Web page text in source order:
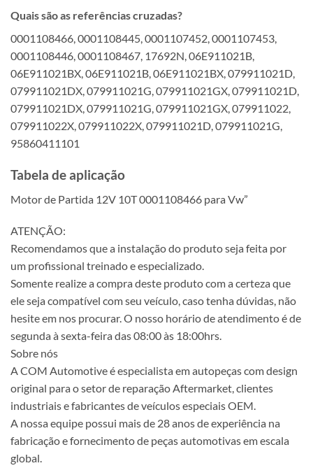
Quais são as referências cruzadas?
0001108466, 0001108445, 0001107452, 0001107453,
0001108446, 0001108467, 17692N, 06E911021B,
06E911021BX, 06E911021B, 06E911021BX, 079911021D,
079911021DX, 079911021G, 079911021GX, 079911021D,
079911021DX, 079911021G, 079911021GX, 079911022,
079911022X, 079911022X, 079911021D, 079911021G,
95860411101
Tabela de aplicação
Motor de Partida 12V 10T 0001108466 para Vw”
ATENÇÃO:
Recomendamos que a instalação do produto seja feita por
um profissional treinado e especializado.
Somente realize a compra deste produto com a certeza que
ele seja compatível com seu veículo, caso tenha dúvidas, não
hesite em nos procurar. O nosso horário de atendimento é de
segunda à sexta-feira das 08:00 às 18:00hrs.
Sobre nós
A COM Automotive é especialista em autopeças com design
original para o setor de reparação Aftermarket, clientes
industriais e fabricantes de veículos especiais OEM.
A nossa equipe possui mais de 28 anos de experiência na
fabricação e fornecimento de peças automotivas em escala
global.